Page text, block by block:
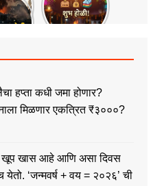
हप्ता कधी जमा होणार?
मिळणार एकत्रित ₹३०००?
खास आहे आणि असा दिवस
येतो. ‘जन्मवर्ष + वय = २०२६’ ची